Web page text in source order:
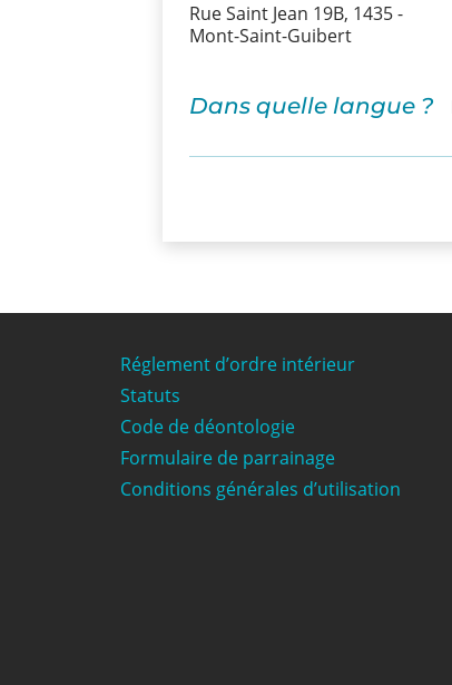
Rue Saint Jean 19B, 1435 -
Mont-Saint-Guibert
Dans quelle langue ?
Réglement d’ordre intérieur
Statuts
Code de déontologie
Formulaire de parrainage
Conditions générales d’utilisation